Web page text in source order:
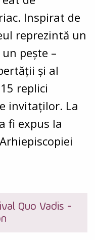
Inspirat de
reprezintă un
pește –
și al
replici
invitaților. La
fi expus la
Quo Vadis -